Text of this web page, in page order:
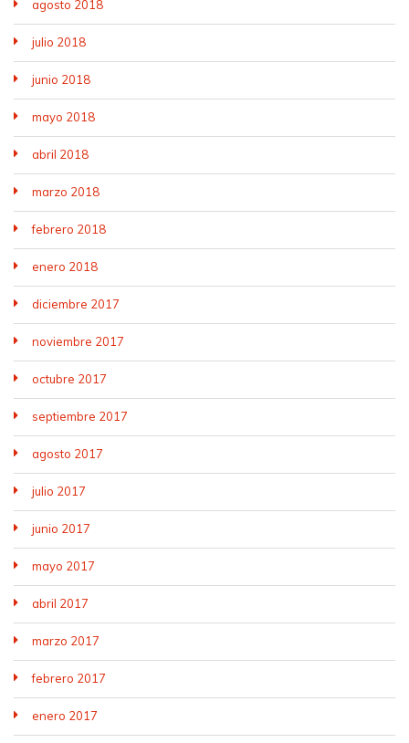
agosto 2018
julio 2018
junio 2018
mayo 2018
abril 2018
marzo 2018
febrero 2018
enero 2018
diciembre 2017
noviembre 2017
octubre 2017
septiembre 2017
agosto 2017
julio 2017
junio 2017
mayo 2017
abril 2017
marzo 2017
febrero 2017
enero 2017